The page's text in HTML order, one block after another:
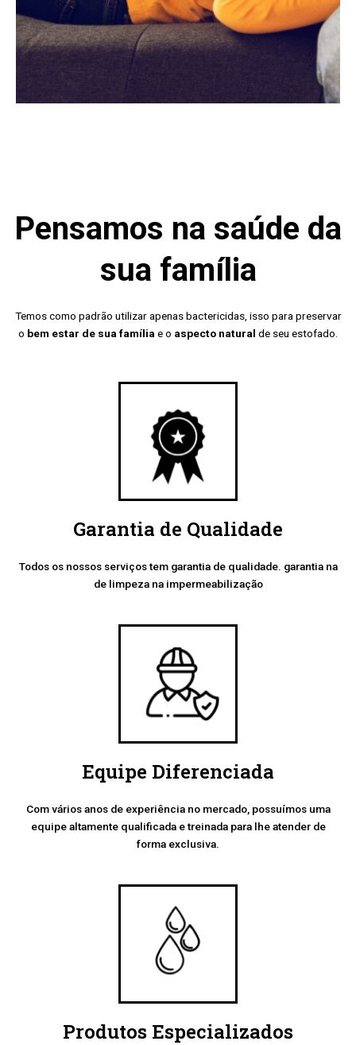
Pensamos na saúde da
sua família
Temos como padrão utilizar apenas bactericidas, isso para preservar
o bem estar de sua família e o aspecto natural de seu estofado.
Garantia de Qualidade
Todos os nossos serviços tem garantia de qualidade. garantia na
de limpeza na impermeabilização
Equipe Diferenciada
Com vários anos de experiência no mercado, possuímos uma
equipe altamente qualificada e treinada para lhe atender de
forma exclusiva.
Produtos Especializados